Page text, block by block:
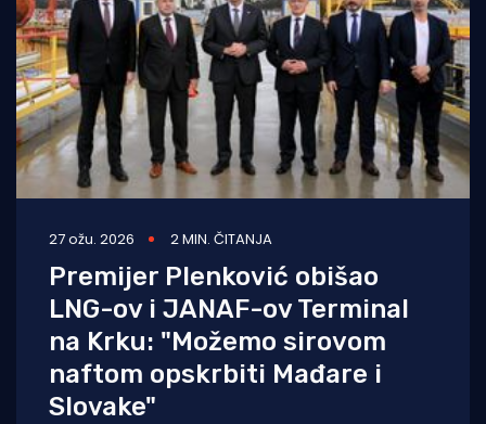
27 ožu. 2026 2 MIN. ČITANJA
Premijer Plenković obišao
LNG-ov i JANAF-ov Terminal
na Krku: "Možemo sirovom
naftom opskrbiti Mađare i
Slovake"